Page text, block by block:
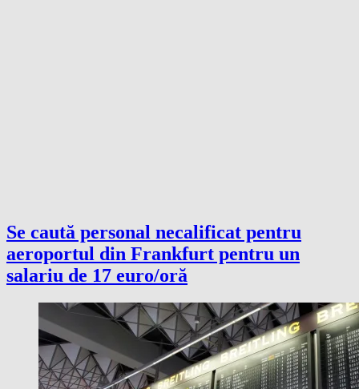
Se caută personal necalificat pentru
aeroportul din Frankfurt pentru un
salariu de 17 euro/oră